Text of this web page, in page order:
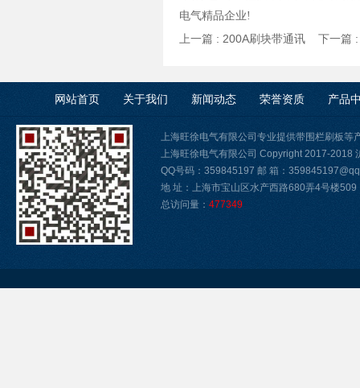
电气精品企业!
上一篇 : 200A刷块带通讯 下一篇
网站首页 关于我们 新闻动态 荣誉资质 产品
上海旺徐电气有限公司专业提供带围栏刷板等
上海旺徐电气有限公司 Copyright 2017-2018
QQ号码：359845197 邮 箱：
地 址：上海市宝山区水产西路680弄4号楼509
总访问量： 477349